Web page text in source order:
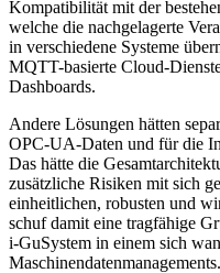
Kompatibilität mit der
welche die nachgelagerte
in verschiedene Systeme
MQTT-basierte Cloud-
Dashboards.
Andere Lösungen hätten
OPC-UA-Daten und für die
Das hätte die
zusätzliche Risiken mit sich
einheitlichen, robusten und
schuf damit eine tragfähige
i-GuSystem in einem sich
Maschinendatenmanagements.